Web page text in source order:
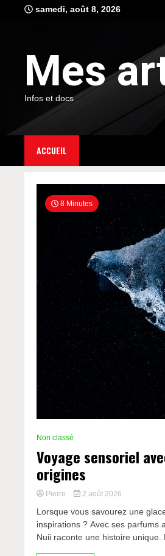
samedi, août 8, 2026
Mes
Infos et docs
ACCUEIL
8 Minutes
Non classé
Voyage sensoriel
origines
Pierre 2 août 2026
Lorsque vous savourez une
inspirations ? Avec ses parfums
Nuii raconte une histoire unique.